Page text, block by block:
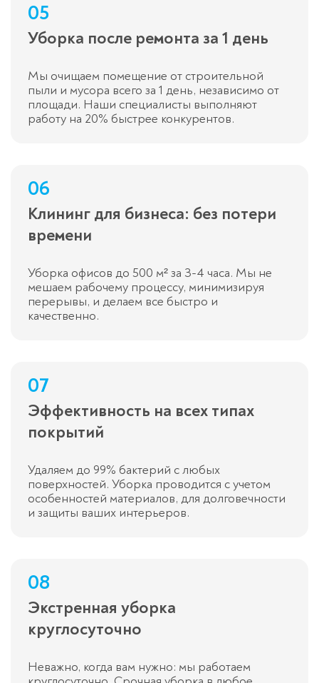
05
Уборка после ремонта за 1 день
Мы очищаем помещение от строительной
пыли и мусора всего за 1 день, независимо от
площади. Наши специалисты выполняют
работу на 20% быстрее конкурентов.
06
Клининг для бизнеса: без потери
времени
Уборка офисов до 500 м² за 3-4 часа. Мы не
мешаем рабочему процессу, минимизируя
перерывы, и делаем все быстро и
качественно.
07
Эффективность на всех типах
покрытий
Удаляем до 99% бактерий с любых
поверхностей. Уборка проводится с учетом
особенностей материалов, для долговечности
и защиты ваших интерьеров.
08
Экстренная уборка
круглосуточно
Неважно, когда вам нужно: мы работаем